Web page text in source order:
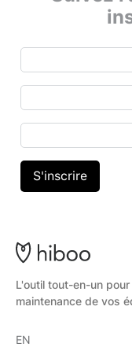
L'outil tout-en-un
maintenance de vos
EN